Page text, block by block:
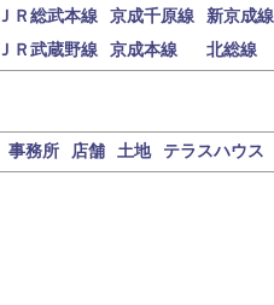
ＪＲ総武本線 京成千原線
新京成線
ＪＲ武蔵野線 京成本線 北総線
事務所 店舗 土地 テラスハウス